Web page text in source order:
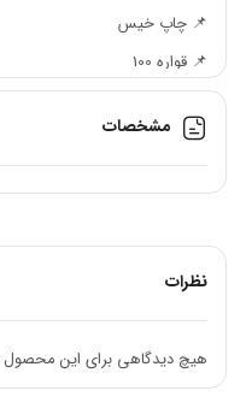
📌 چاپ خیس
📌 قواره 100
📌ارسال رایگان به سراسر ایران
مشخصات
نظرات
هیچ دیدگاهی برای این